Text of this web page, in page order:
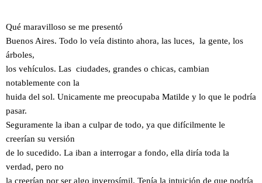
Qué maravilloso se me presentó
Buenos Aires. Todo lo veía distinto ahora, las luces, la gente, los
árboles,
los vehículos. Las ciudades, grandes o chicas, cambian
notablemente con la
huida del sol. Unicamente me preocupaba Matilde y lo que le podría
pasar.
Seguramente la iban a culpar de todo, ya que difícilmente le
creerían su versión
de lo sucedido. La iban a interrogar a fondo, ella diría toda la
verdad, pero no
la creerían por ser algo inverosímil. Tenía la intuición de que podría